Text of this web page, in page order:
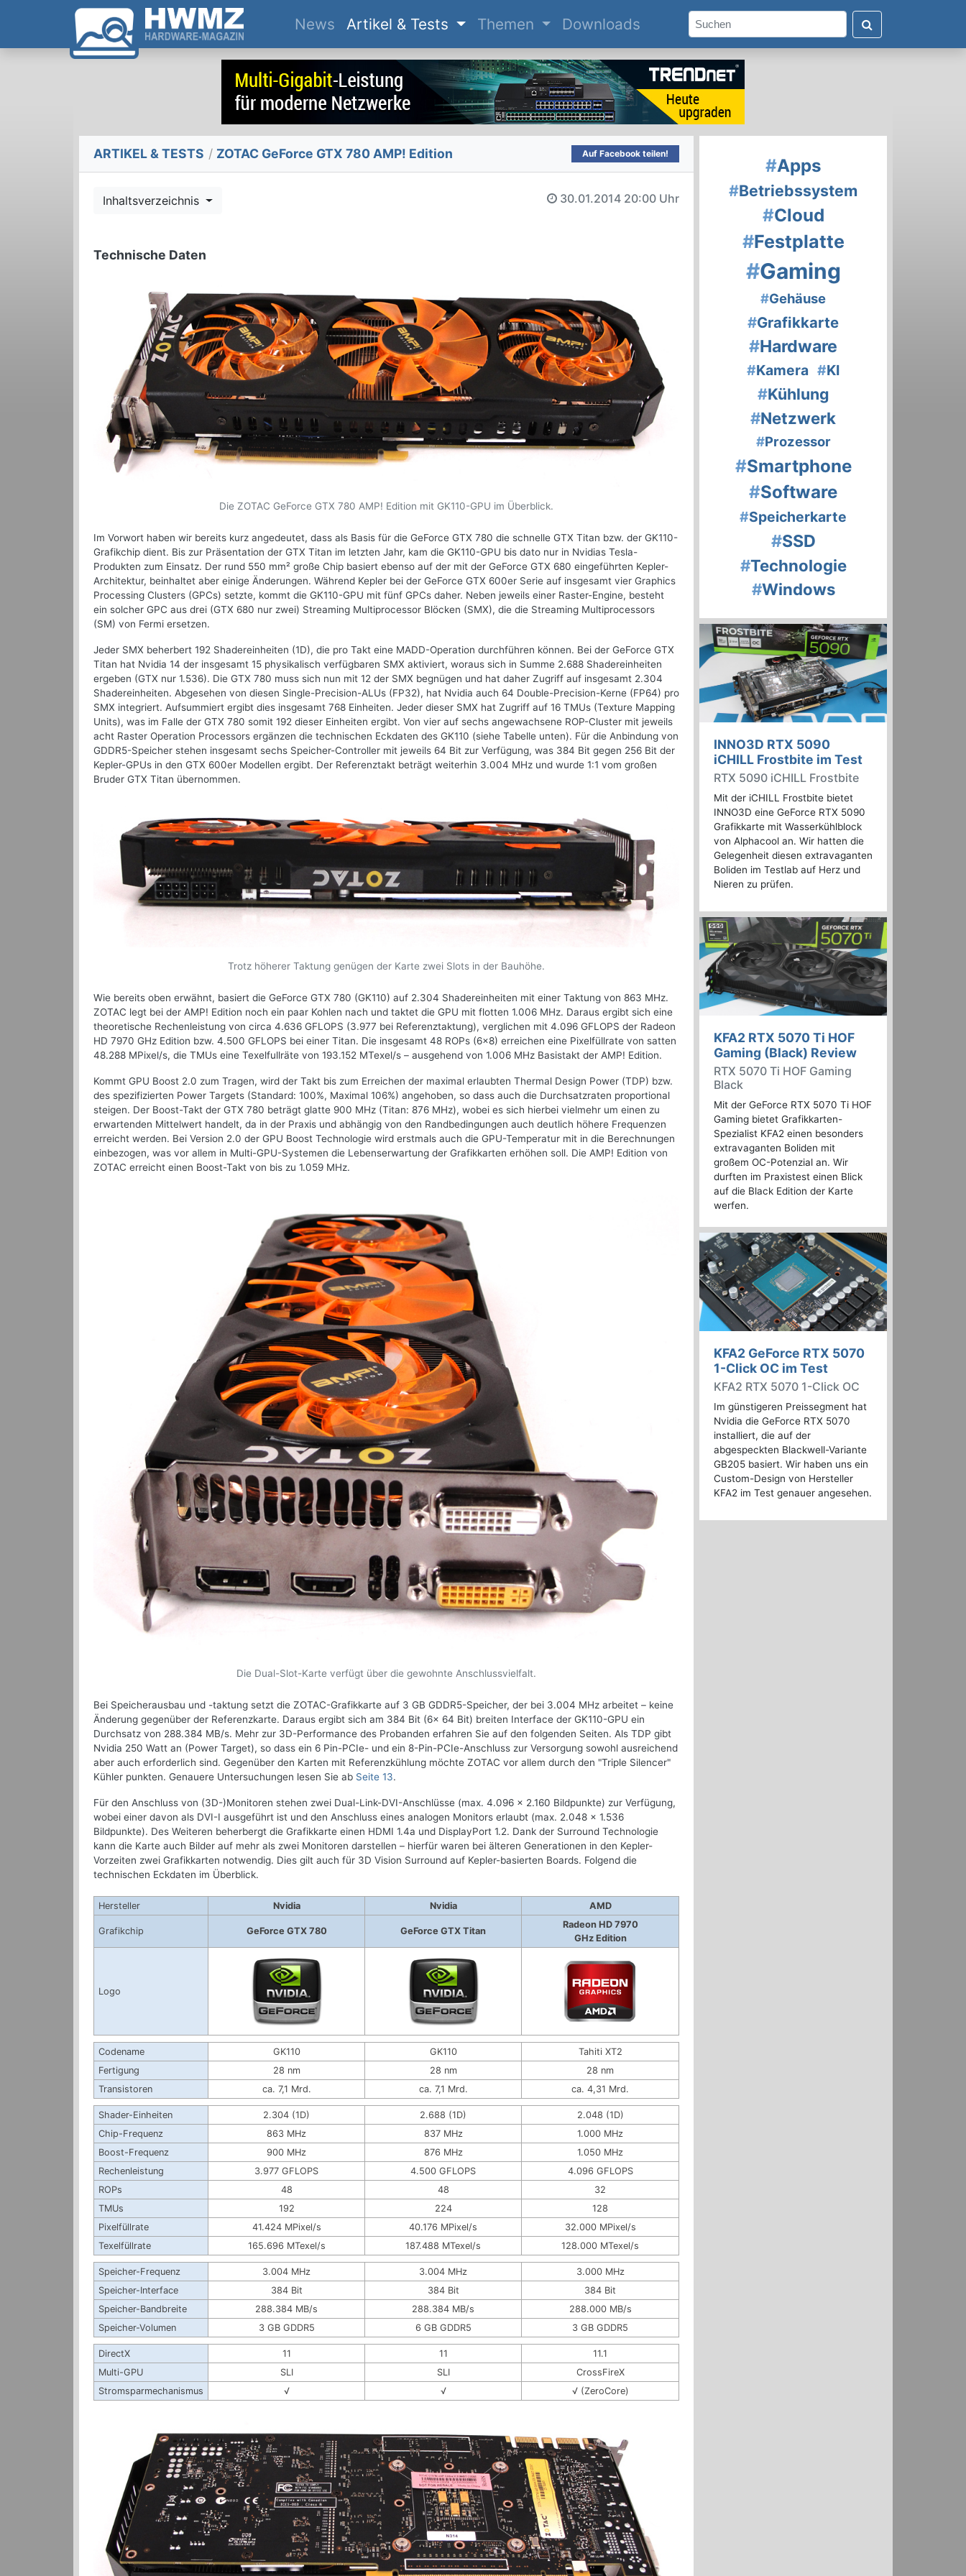
News(current)
Artikel & Tests Themen Downloads
ARTIKEL & TESTS / ZOTAC GeForce GTX 780 AMP! Edition Auf Facebook teilen!
Inhaltsverzeichnis 30.01.2014 20:00 Uhr
Technische Daten
Die ZOTAC GeForce GTX 780 AMP! Edition mit GK110-GPU im Überblick.
Im Vorwort haben wir bereits kurz angedeutet, dass als Basis für die GeForce GTX 780 die schnelle GTX Titan bzw. der GK110-
Grafikchip dient. Bis zur Präsentation der GTX Titan im letzten Jahr, kam die GK110-GPU bis dato nur in Nvidias Tesla-
Produkten zum Einsatz. Der rund 550 mm² große Chip basiert ebenso auf der mit der GeForce GTX 680 eingeführten Kepler-
Architektur, beinhaltet aber einige Änderungen. Während Kepler bei der GeForce GTX 600er Serie auf insgesamt vier Graphics
Processing Clusters (GPCs) setzte, kommt die GK110-GPU mit fünf GPCs daher. Neben jeweils einer Raster-Engine, besteht
ein solcher GPC aus drei (GTX 680 nur zwei) Streaming Multiprocessor Blöcken (SMX), die die Streaming Multiprocessors
(SM) von Fermi ersetzen.
Jeder SMX beherbert 192 Shadereinheiten (1D), die pro Takt eine MADD-Operation durchführen können. Bei der GeForce GTX
Titan hat Nvidia 14 der insgesamt 15 physikalisch verfügbaren SMX aktiviert, woraus sich in Summe 2.688 Shadereinheiten
ergeben (GTX nur 1.536). Die GTX 780 muss sich nun mit 12 der SMX begnügen und hat daher Zugriff auf insgesamt 2.304
Shadereinheiten. Abgesehen von diesen Single-Precision-ALUs (FP32), hat Nvidia auch 64 Double-Precision-Kerne (FP64) pro
SMX integriert. Aufsummiert ergibt dies insgesamt 768 Einheiten. Jeder dieser SMX hat Zugriff auf 16 TMUs (Texture Mapping
Units), was im Falle der GTX 780 somit 192 dieser Einheiten ergibt. Von vier auf sechs angewachsene ROP-Cluster mit jeweils
acht Raster Operation Processors ergänzen die technischen Eckdaten des GK110 (siehe Tabelle unten). Für die Anbindung von
GDDR5-Speicher stehen insgesamt sechs Speicher-Controller mit jeweils 64 Bit zur Verfügung, was 384 Bit gegen 256 Bit der
Kepler-GPUs in den GTX 600er Modellen ergibt. Der Referenztakt beträgt weiterhin 3.004 MHz und wurde 1:1 vom großen
Bruder GTX Titan übernommen.
Trotz höherer Taktung genügen der Karte zwei Slots in der Bauhöhe.
Wie bereits oben erwähnt, basiert die GeForce GTX 780 (GK110) auf 2.304 Shadereinheiten mit einer Taktung von 863 MHz.
ZOTAC legt bei der AMP! Edition noch ein paar Kohlen nach und taktet die GPU mit flotten 1.006 MHz. Daraus ergibt sich eine
theoretische Rechenleistung von circa 4.636 GFLOPS (3.977 bei Referenztaktung), verglichen mit 4.096 GFLOPS der Radeon
HD 7970 GHz Edition bzw. 4.500 GFLOPS bei einer Titan. Die insgesamt 48 ROPs (6x8) erreichen eine Pixelfüllrate von satten
48.288 MPixel/s, die TMUs eine Texelfullräte von 193.152 MTexel/s – ausgehend von 1.006 MHz Basistakt der AMP! Edition.
Kommt GPU Boost 2.0 zum Tragen, wird der Takt bis zum Erreichen der maximal erlaubten Thermal Design Power (TDP) bzw.
des spezifizierten Power Targets (Standard: 100%, Maximal 106%) angehoben, so dass auch die Durchsatzraten proportional
steigen. Der Boost-Takt der GTX 780 beträgt glatte 900 MHz (Titan: 876 MHz), wobei es sich hierbei vielmehr um einen zu
erwartenden Mittelwert handelt, da in der Praxis und abhängig von den Randbedingungen auch deutlich höhere Frequenzen
erreicht werden. Bei Version 2.0 der GPU Boost Technologie wird erstmals auch die GPU-Temperatur mit in die Berechnungen
einbezogen, was vor allem in Multi-GPU-Systemen die Lebenserwartung der Grafikkarten erhöhen soll. Die AMP! Edition von
ZOTAC erreicht einen Boost-Takt von bis zu 1.059 MHz.
Die Dual-Slot-Karte verfügt über die gewohnte Anschlussvielfalt.
Bei Speicherausbau und -taktung setzt die ZOTAC-Grafikkarte auf 3 GB GDDR5-Speicher, der bei 3.004 MHz arbeitet – keine
Änderung gegenüber der Referenzkarte. Daraus ergibt sich am 384 Bit (6x 64 Bit) breiten Interface der GK110-GPU ein
Durchsatz von 288.384 MB/s. Mehr zur 3D-Performance des Probanden erfahren Sie auf den folgenden Seiten. Als TDP gibt
Nvidia 250 Watt an (Power Target), so dass ein 6 Pin-PCIe- und ein 8-Pin-PCIe-Anschluss zur Versorgung sowohl ausreichend
aber auch erforderlich sind. Gegenüber den Karten mit Referenzkühlung möchte ZOTAC vor allem durch den "Triple Silencer"
Kühler punkten. Genauere Untersuchungen lesen Sie ab Seite 13.
Für den Anschluss von (3D-)Monitoren stehen zwei Dual-Link-DVI-Anschlüsse (max. 4.096 x 2.160 Bildpunkte) zur Verfügung,
wobei einer davon als DVI-I ausgeführt ist und den Anschluss eines analogen Monitors erlaubt (max. 2.048 x 1.536
Bildpunkte). Des Weiteren beherbergt die Grafikkarte einen HDMI 1.4a und DisplayPort 1.2. Dank der Surround Technologie
kann die Karte auch Bilder auf mehr als zwei Monitoren darstellen – hierfür waren bei älteren Generationen in den Kepler-
Vorzeiten zwei Grafikkarten notwendig. Dies gilt auch für 3D Vision Surround auf Kepler-basierten Boards. Folgend die
technischen Eckdaten im Überblick.
Hersteller Nvidia Nvidia AMD
Grafikchip GeForce GTX 780 GeForce GTX Titan
Radeon HD 7970
GHz Edition
Logo
Codename GK110 GK110
Tahiti XT2
Fertigung
28 nm 28 nm
28 nm
Transistoren
ca. 7,1 Mrd. ca. 7,1 Mrd. ca. 4,31 Mrd.
Shader-Einheiten 2.304 (1D) 2.688 (1D)
2.048 (1D)
Chip-Frequenz
863 MHz 837 MHz
1.000 MHz
Boost-Frequenz
900 MHz 876 MHz
1.050 MHz
Rechenleistung
3.977 GFLOPS 4.500 GFLOPS
4.096 GFLOPS
ROPs
48 48
32
TMUs
192 224
128
Pixelfüllrate
41.424 MPixel/s 40.176 MPixel/s
32.000 MPixel/s
Texelfüllrate
165.696 MTexel/s 187.488 MTexel/s 128.000 MTexel/s
Speicher-Frequenz 3.004 MHz 3.004 MHz
3.000 MHz
Speicher-Interface
384 Bit 384 Bit
384 Bit
Speicher-Bandbreite
288.384 MB/s 288.384 MB/s
288.000 MB/s
Speicher-Volumen
3 GB GDDR5 6 GB GDDR5 3 GB GDDR5
DirectX 11 11
11.1
Multi-GPU
SLI SLI
CrossFireX
Stromsparmechanismus
√ √ √ (ZeroCore)
#Apps
#Betriebssystem
#Cloud
#Festplatte
#Gaming
#Gehäuse
#Grafikkarte
#Hardware
#Kamera #KI
#Kühlung
#Netzwerk
#Prozessor
#Smartphone
#Software
#Speicherkarte
#SSD
#Technologie
#Windows
INNO3D RTX 5090
iCHILL Frostbite im Test
RTX 5090 iCHILL Frostbite
Mit der iCHILL Frostbite bietet
INNO3D eine GeForce RTX 5090
Grafikkarte mit Wasserkühlblock
von Alphacool an. Wir hatten die
Gelegenheit diesen extravaganten
Boliden im Testlab auf Herz und
Nieren zu prüfen.
KFA2 RTX 5070 Ti HOF
Gaming (Black) Review
RTX 5070 Ti HOF Gaming
Black
Mit der GeForce RTX 5070 Ti HOF
Gaming bietet Grafikkarten-
Spezialist KFA2 einen besonders
extravaganten Boliden mit
großem OC-Potenzial an. Wir
durften im Praxistest einen Blick
auf die Black Edition der Karte
werfen.
KFA2 GeForce RTX 5070
1-Click OC im Test
KFA2 RTX 5070 1-Click OC
Im günstigeren Preissegment hat
Nvidia die GeForce RTX 5070
installiert, die auf der
abgespeckten Blackwell-Variante
GB205 basiert. Wir haben uns ein
Custom-Design von Hersteller
KFA2 im Test genauer angesehen.